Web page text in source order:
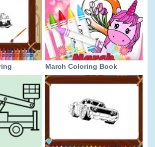
March Coloring Book